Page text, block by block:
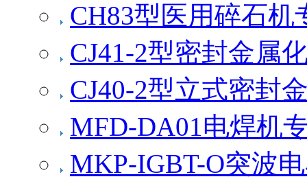
CH83型医用碎石机
CJ41-2型密封金属
CJ40-2型立式密封
MFD-DA01电焊机
MKP-IGBT-O突波